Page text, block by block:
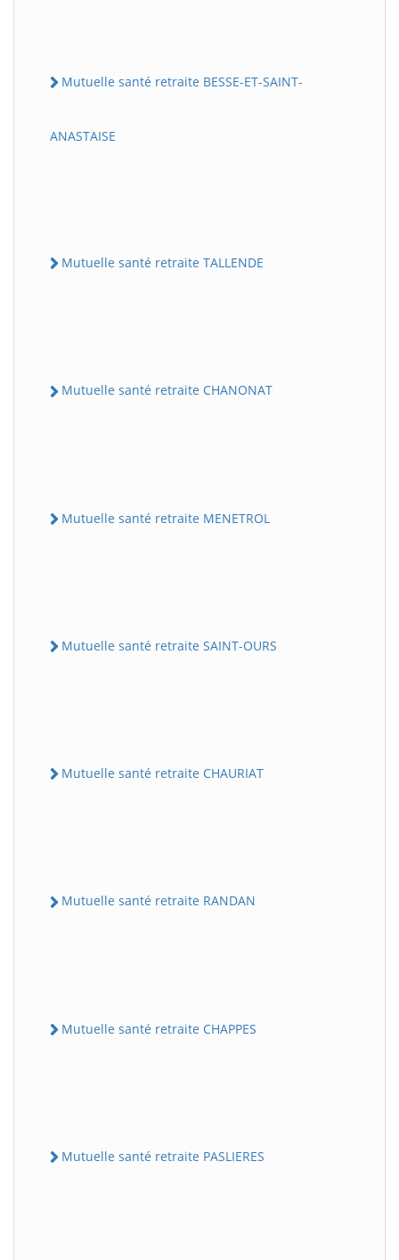
Mutuelle santé retraite BESSE-ET-SAINT-
ANASTAISE
Mutuelle santé retraite TALLENDE
Mutuelle santé retraite CHANONAT
Mutuelle santé retraite MENETROL
Mutuelle santé retraite SAINT-OURS
Mutuelle santé retraite CHAURIAT
Mutuelle santé retraite RANDAN
Mutuelle santé retraite CHAPPES
Mutuelle santé retraite PASLIERES